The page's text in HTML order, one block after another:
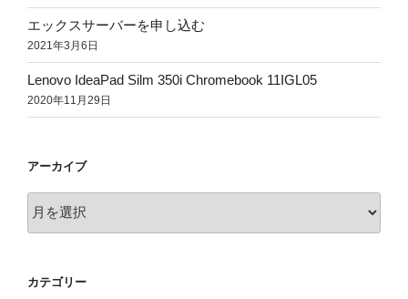
エックスサーバーを申し込む
2021年3月6日
Lenovo IdeaPad Silm 350i Chromebook 11IGL05
2020年11月29日
アーカイブ
ア
ブ
カテゴリー